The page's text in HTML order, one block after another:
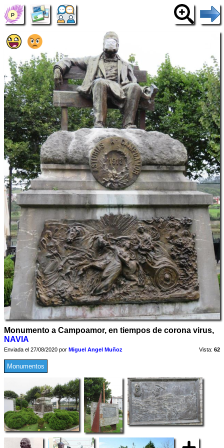
Monumento a Campoamor, en tiempos de corona virus,
NAVIA
Enviada el 27/08/2020 por Miguel Angel Muñoz Vista: 62
Monumentos